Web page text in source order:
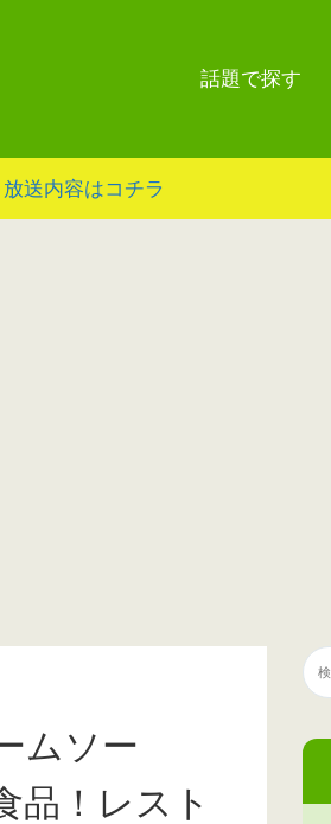
話題で探す
送内容はコチラ
ムソー
品！レスト